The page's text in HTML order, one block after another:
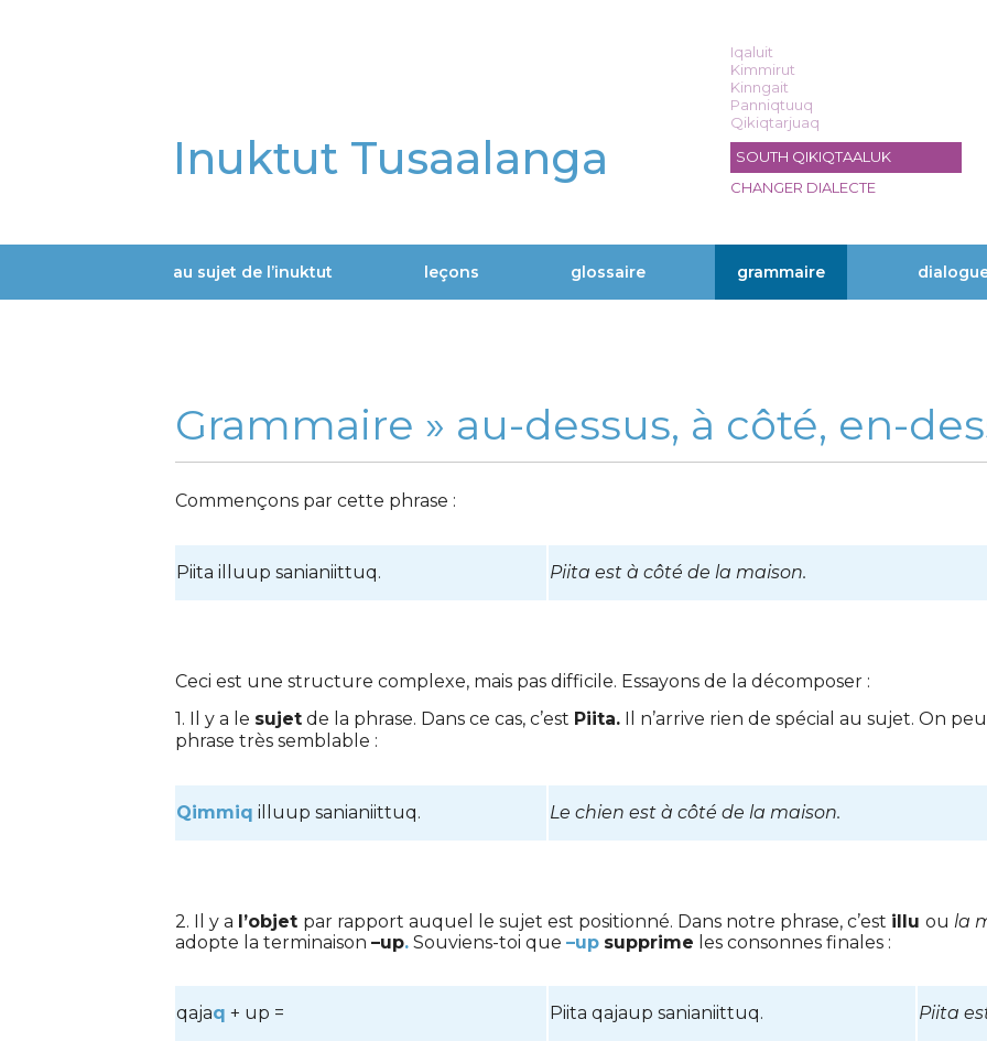
Inuktut Tusaalanga
Iqaluit
Kimmirut
Kinngait
Panniqtuuq
Qikiqtarjuaq
SOUTH QIKIQTAALUK
CHANGER DIALECTE
Main
au sujet de l’inuktut leçons glossaire grammaire
Grammaire » au-dessus, à côté, en-
Commençons par cette phrase :
Piita illuup sanianiittuq. Piita est à côté de la maison.
Ceci est une structure complexe, mais pas difficile. Essayons de la décomposer :
1. Il y a le sujet de la phrase. Dans ce cas, c’est Piita. Il n’arrive rien de spécial au sujet. On
phrase très semblable :
Qimmiq illuup sanianiittuq. Le chien est à côté de la maison.
2. Il y a l’objet par rapport auquel le sujet est positionné. Dans notre phrase, c’est illu ou la
adopte la terminaison –up. Souviens-toi que –up supprime les consonnes finales :
qajaq + up = Piita qajaup sanianiittuq. Piita